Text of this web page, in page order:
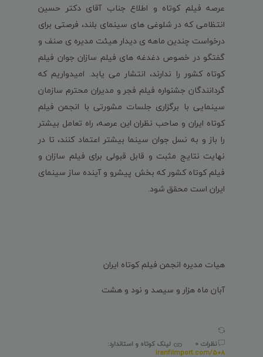
عرصه فیلم کوتاه و اطلاع جناب آقای دکتر حسین
انتظامی که در شلوغی های سینمای بلند، فرصتی برای
درخواست چندین ماهه ی دیدار هیئت مدیره ی صنف و
گفتگو در خصوص دغدغه های فیلم سازان جوان فیلم
کوتاه کشور را ندارند، انتشار می یابد. امیدواریم که
گردانندگان جشنواره فیلم فجر و مدیران محترم سازمان
سینمایی با برگزاری جلسات مشورتی با انجمن فیلم
کوتاه ایران و صاحب نظران این عرصه، راه تعامل بیشتر
را باز و به نسل جوان سینما بیشتر اعتماد کنند، تا در
نهایت نتایج مثبت و قابل قبولی برای فیلم سازان و
فیلم کوتاه کشور که بخش پیشرو و آینده ساز سینمای
ایران است محقق شود.
هیات مدیره انجمن فیلم کوتاه ایران
آبان ماه هزار و سیصد و نود و هشت
نظرات 0
لینک کوتاه و استاندارد:
iranfilmport.com/508